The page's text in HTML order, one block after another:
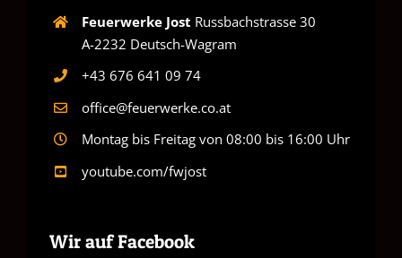
Feuerwerke Jost Russbachstrasse 30
A-2232 Deutsch-Wagram
+43 676 641 09 74
office@feuerwerke.co.at
Montag bis Freitag von 08:00 bis 16:00 Uhr
youtube.com/fwjost
Wir auf Facebook